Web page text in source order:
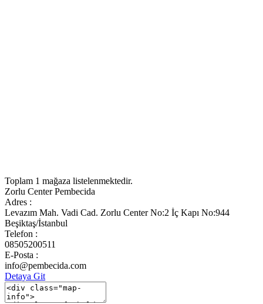
Toplam 1 mağaza listelenmektedir.
Zorlu Center Pembecida
Adres :
Levazım Mah. Vadi Cad. Zorlu Center No:2 İç Kapı No:944
Beşiktaş/İstanbul
Telefon :
08505200511
E-Posta :
info@pembecida.com
Detaya Git